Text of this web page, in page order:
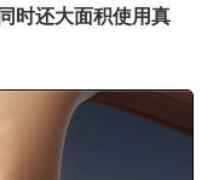
时还大面积使用真